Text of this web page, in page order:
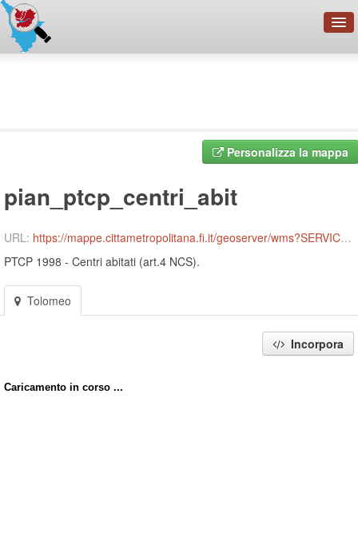
Categorie
Informazioni
Personalizza la mappa
pian_ptcp_centri_abit
URL: https://mappe.cittametropolitana.fi.it/geoserver/wms?SERVICE=WMS
PTCP 1998 - Centri abitati (art.4 NCS).
Tolomeo
Incorpora